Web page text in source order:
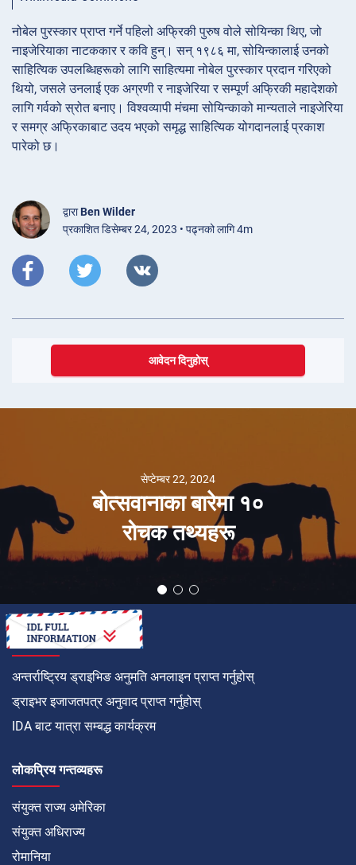
नोबेल पुरस्कार प्राप्त गर्ने पहिलो अफ्रिकी पुरुष वोले सोयिन्का थिए, जो
नाइजेरियाका नाटककार र कवि हुन्। सन् १९८६ मा, सोयिन्कालाई उनको
साहित्यिक उपलब्धिहरूको लागि साहित्यमा नोबेल पुरस्कार प्रदान गरिएको
थियो, जसले उनलाई एक अग्रणी र नाइजेरिया र सम्पूर्ण अफ्रिकी महादेशको
लागि गर्वको स्रोत बनाए। विश्वव्यापी मंचमा सोयिन्काको मान्यताले नाइजेरिया
र समग्र अफ्रिकाबाट उदय भएको समृद्ध साहित्यिक योगदानलाई प्रकाश
पारेको छ।
द्वाराBen Wilder
प्रकाशित डिसेम्बर 24, 2023 • पढ्नको लागि 4m
आवेदन दिनुहोस्
सेप्टेम्बर 22, 2024
बोत्सवानाका बारेमा १०
रोचक तथ्यहरू
कसरी गर्ने
अन्तर्राष्ट्रिय ड्राइभिङ अनुमति अनलाइन प्राप्त गर्नुहोस्
ड्राइभर इजाजतपत्र अनुवाद प्राप्त गर्नुहोस्
IDA बाट यात्रा सम्बद्ध कार्यक्रम
लोकप्रिय गन्तव्यहरू
संयुक्त राज्य अमेरिका
संयुक्त अधिराज्य
रोमानिया